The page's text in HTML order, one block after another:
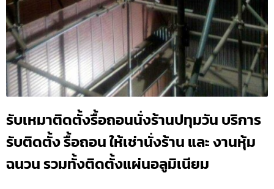
รับเหมาติดตั้งรื้อถอนนั่งร้านปทุมวัน บริการ
รับติดตั้ง รื้อถอน ให้เช่านั่งร้าน และ งานหุ้ม
ฉนวน รวมทั้งติดตั้งแผ่นอลูมิเนียม